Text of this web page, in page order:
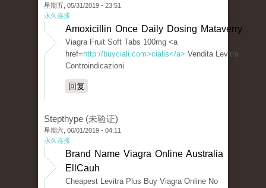
星期五, 05/31/2019 - 23:51
永久连接
Amoxicillin Once Daily Dosing Mataverry
Viagra Fruit Soft Tabs 100mg <a
href= http://buyciali.com>cialis</a> Vendita Levitra
Controindicazioni
回复
Stepthype (未验证)
星期六, 06/01/2019 - 04:11
永久连接
Brand Name Viagra Online Australia
EllCauh
Cheapest Levitra Plus Buy Viagra Online No